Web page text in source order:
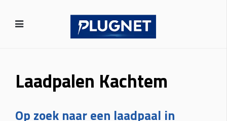
Laadpalen Kachtem
Op zoek naar een laadpaal in